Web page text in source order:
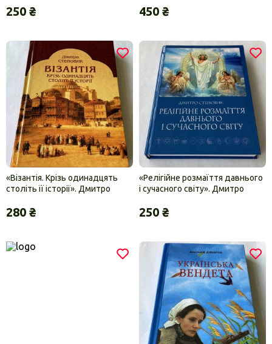
250 ₴
каплиця на Оскольдовій могилі
450 ₴
«Візантія. Крізь одинадцять
століть її історії». Дмитро
280 ₴
«Релігійне розмаїття давнього
і сучасного світу». Дмитро
250 ₴